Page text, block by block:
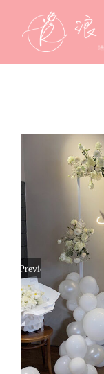
飯店 / 房間佈置
小資求婚佈置
求婚空間設計
告白＆節日驚喜佈
寶寶週歲佈置
生日佈置
戶外浪漫佈置
北歐風格-花藝主調
美式風格-燈藝主調
韓系文青風格
大型氣球主題
專人到場佈置
氛圍設備出租
高流明投影機
投影布幕
花束
鮮花
Previous